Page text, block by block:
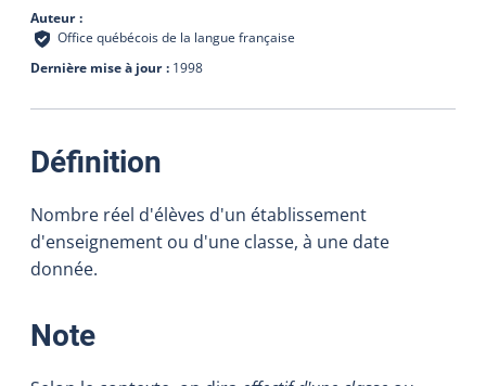
Auteur
Office québécois de la langue française
Dernière mise à jour
1998
Définition
Nombre réel d'élèves d'un établissement
d'enseignement ou d'une classe, à une date
donnée.
Note: